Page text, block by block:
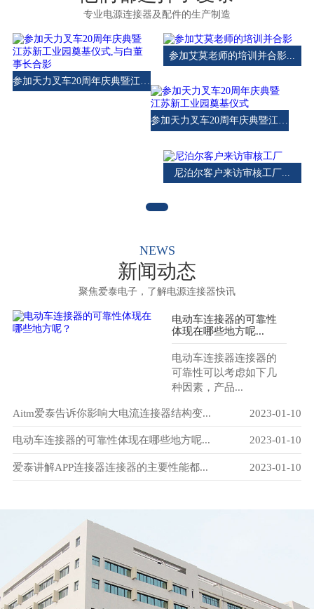
专业电源连接器及配件的生产制造
参加艾莫老师的培训并合影...
参加天力叉车20周年庆典暨江苏新工业园奠基仪式...
尼泊尔客户来访审核工厂...
NEWS
新闻动态
聚焦爱泰电子，了解电源连接器快讯
电动车连接器的可靠性
体现在哪些地方呢...
电动车连接器连接器的
可靠性可以考虑如下几
种因素，产品...
Aitm爱泰告诉你影响大电流连接器结构变... 2023-01-10
电动车连接器的可靠性体现在哪些地方呢... 2023-01-10
爱泰讲解APP连接器连接器的主要性能都... 2023-01-10